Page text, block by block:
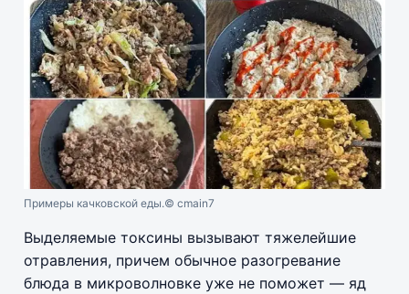
Примеры качковской еды.© cmain7
Выделяемые токсины вызывают тяжелейшие
отравления, причем обычное разогревание
блюда в микроволновке уже не поможет — яд